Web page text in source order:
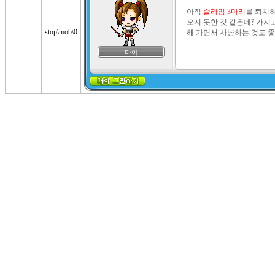
stop\mob\0
마이
아직 슬라임 3마리 를 퇴치
오지 못한 것 같은데? 가지
해 가면서 사냥하는 것도